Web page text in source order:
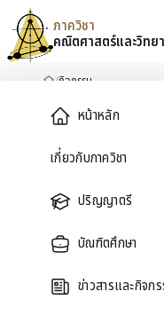
หน้าหลัก
เกี่ยวกับภาควิชา
ปริญญาตรี
บัณฑิตศึกษา
ข่าวสารและกิจก
ภาควิชา
คณิตศาสตร์และวิทย
Skip to content
/กิจกรรม
ปฏิทินภาควิชา
กิจกรรม
สัมมนา กิจกรรมวิชาการ แ